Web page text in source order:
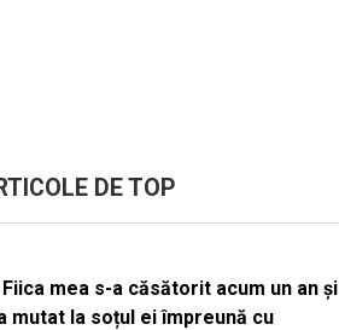
DE TOP
Fiica mea s-a căsătorit acum un an și
mutat la soțul ei împreună cu